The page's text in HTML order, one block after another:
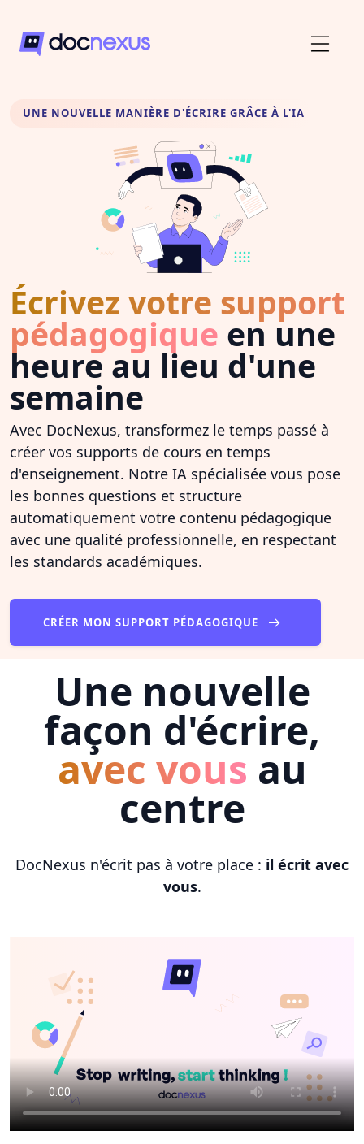
UNE NOUVELLE MANIÈRE D'ÉCRIRE GRÂCE À L'IA
Écrivez votre support
pédagogique en une
heure au lieu d'une
semaine
Avec DocNexus, transformez le temps passé à
créer vos supports de cours en temps
d'enseignement. Notre IA spécialisée vous pose
les bonnes questions et structure
automatiquement votre contenu pédagogique
avec une qualité professionnelle, en respectant
les standards académiques.
CRÉER MON SUPPORT PÉDAGOGIQUE
Une nouvelle
façon d'écrire,
avec vous au
centre
DocNexus n'écrit pas à votre place : il écrit avec
vous.